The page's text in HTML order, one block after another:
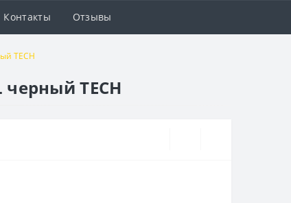
Контакты Отзывы
TECH
TECH